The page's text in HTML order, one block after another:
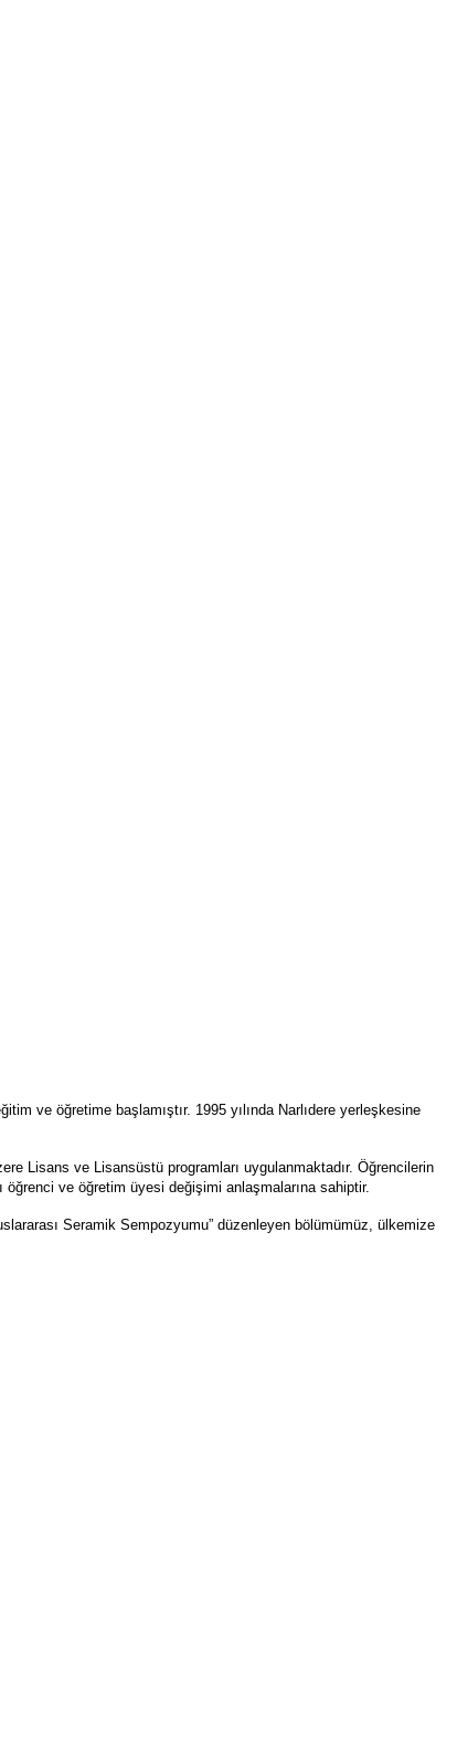
ve öğretime başlamıştır. 1995 yılında Narlıdere yerleşkesine
Lisans ve Lisansüstü programları uygulanmaktadır. Öğrencilerin
öğrenci ve öğretim üyesi değişimi anlaşmalarına sahiptir.
Seramik Sempozyumu” düzenleyen bölümümüz, ülkemize